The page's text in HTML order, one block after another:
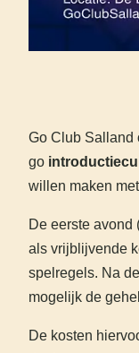
Go Club Salland
go
willen maken
De eerste avond
als vrijblijvende
spelregels. Na
mogelijk de
De kosten